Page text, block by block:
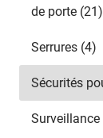
de porte (21)
Serrures (4)
Sécurités